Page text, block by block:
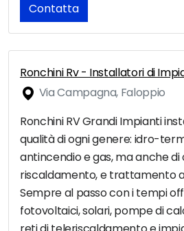
Contatta
Ronchini Rv - Installatori di
Via Campagna, Faloppio
Ronchini RV Grandi Impianti
qualità di ogni genere: idro-
antincendio e gas, ma anche di
riscaldamento, e trattamento
Sempre al passo con i tempi
fotovoltaici, solari, pompe di